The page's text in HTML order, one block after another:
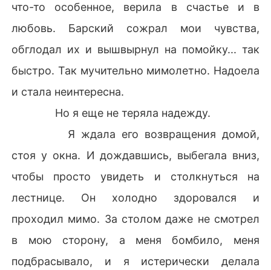
что-то особенное, верила в счастье и в
любовь. Барский сожрал мои чувства,
обглодал их и вышвырнул на помойку... так
быстро. Так мучительно мимолетно. Надоела
и стала неинтересна.
Но я еще не теряла надежду.
Я ждала его возвращения домой,
стоя у окна. И дождавшись, выбегала вниз,
чтобы просто увидеть и столкнуться на
лестнице. Он холодно здоровался и
проходил мимо. За столом даже не смотрел
в мою сторону, а меня бомбило, меня
подбрасывало, и я истерически делала